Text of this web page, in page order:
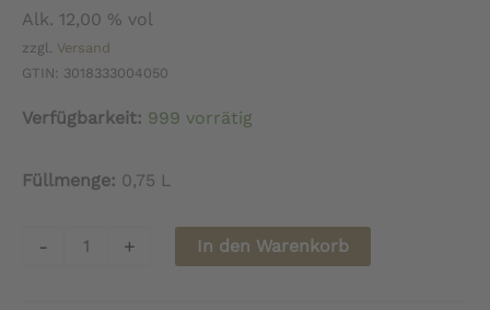
Alk. 12,00 % vol
zzgl. Versand
GTIN: 3018333004050
Verfügbarkeit: 999 vorrätig
Füllmenge: 0,75 L
-
Champagne
+ In den Warenkorb